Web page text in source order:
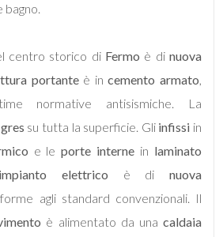
bagno.
centro storico di Fermo è di nuova
portanteè incemento armato,
normative antisismiche. La
gres su tutta la superficie. Gli infissi in
e leporte interne in laminato
impianto elettrico è di nuova
agli standard convenzionali. Il
è alimentato da una caldaia